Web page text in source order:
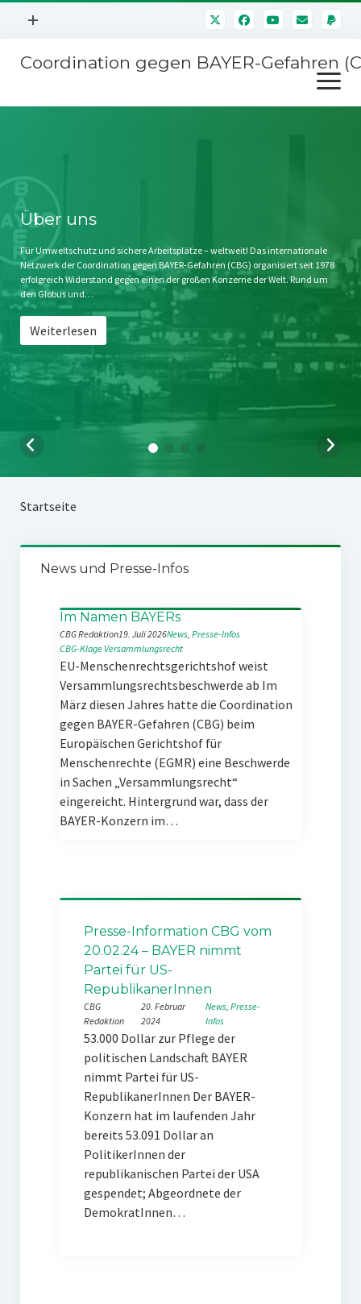
Menü
+
Mitmachen
Kontakt
Impressum
Störfälle
Coordination gegen BAYER-Gefahren
Menü
öffnen
Stichwort BAYER
Jahrestagung
SPENDEN
Über uns
Für Umweltschutz und sichere Arbeitsplätze – weltweit! Das internationale
Netzwerk der Coordination gegen BAYER-Gefahren (CBG) organisiert seit 1978
erfolgreich Widerstand gegen einen der großen Konzerne der Welt. Rund um
den Globus und…
Weiterlesen
Startseite
News und Presse-Infos
Im Namen BAYERs
CBG Redaktion19. Juli 2026News, Presse-Infos
CBG-Klage Versammlungsrecht
EU-Menschenrechtsgerichtshof weist
Versammlungsrechtsbeschwerde ab Im
März diesen Jahres hatte die Coordination
gegen BAYER-Gefahren (CBG) beim
Europäischen Gerichtshof für
Menschenrechte (EGMR) eine Beschwerde
in Sachen „Versammlungsrecht“
eingereicht. Hintergrund war, dass der
BAYER-Konzern im…
Presse-Information CBG vom
20.02.24 – BAYER nimmt
Partei für US-
RepublikanerInnen
CBG
Redaktion
20. Februar
2024
News, Presse-
Infos
53.000 Dollar zur Pflege der
politischen Landschaft BAYER
nimmt Partei für US-
RepublikanerInnen Der BAYER-
Konzern hat im laufenden Jahr
bereits 53.091 Dollar an
PolitikerInnen der
republikanischen Partei der USA
gespendet; Abgeordnete der
DemokratInnen…